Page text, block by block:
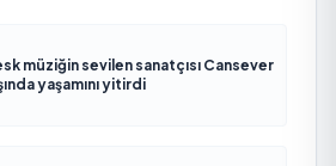
müziğin sevilen sanatçısı Cansever
yaşamını yitirdi